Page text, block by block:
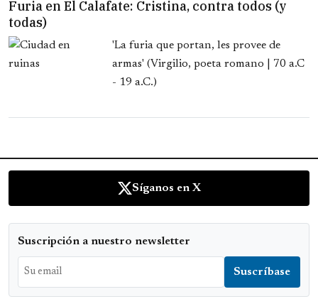
Furia en El Calafate: Cristina, contra todos (y
todas)
'La furia que portan, les provee de
armas' (Virgilio, poeta romano | 70 a.C
- 19 a.C.)
Síganos en X
Suscripción a nuestro newsletter